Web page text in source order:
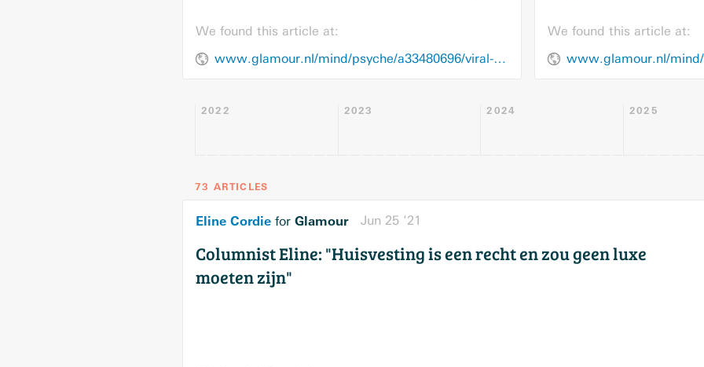
We found this article at:
www.glamour.nl/mind/psyche/a33480696/viral-blackandwhitechallenge-instagram-femicide-turkije/
We found this article at:
2022 2023 2024 2025
73 ARTICLES
Eline Cordie for Glamour Jun 25 ’21
Columnist Eline: "Huisvesting is een recht en zou geen luxe
moeten zijn"